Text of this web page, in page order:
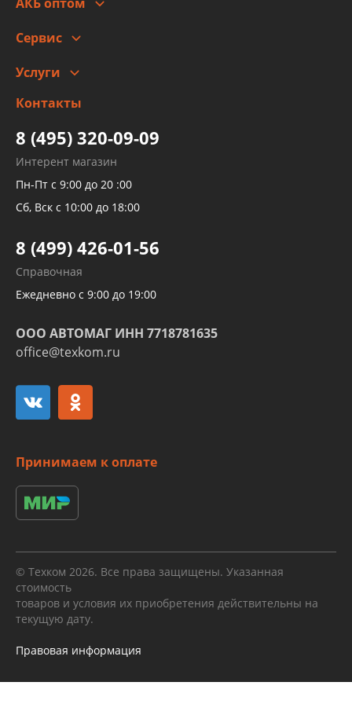
Сервис
Заправка кондиционера авто
Детейлинг
Услуги
высокого давления
Тормозных трубок
Рукавов гидроусилителей
Рукавов компрессоров и турбин
Трубок кондиционеров
Развертка пайка медных стальных
алюминиевых трубок и штуцеров
Контакты
8 (495) 320-09-09
Интерент магазин
Пн-Пт с 9:00 до 20 :00
Сб, Вск с 10:00 до 18:00
8 (499) 426-01-56
Справочная
Ежедневно с 9:00 до 19:00
ООО АВТОМАГ ИНН 7718781635
office@texkom.ru
Принимаем к оплате
© Техком 2026. Все права защищены. Указанная
стоимость
товаров и условия их приобретения действительны на
текущую дату.
Правовая информация